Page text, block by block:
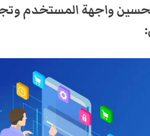
واجهة المستخدم